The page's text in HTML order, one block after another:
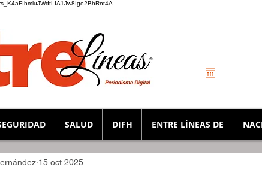
SALUD DIFH ENTRE LÍNEAS DE
15 oct 2025